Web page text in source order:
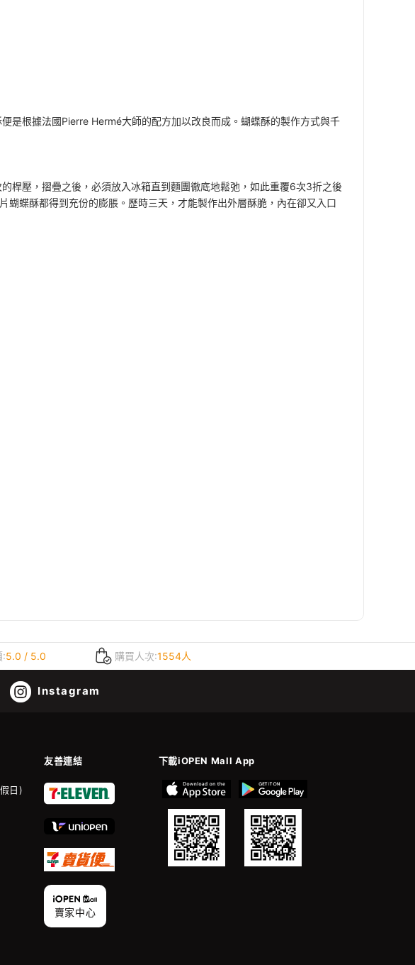
是根據法國Pierre Hermé大師的配方加以改良而成。蝴蝶酥的製作方式與千
桿壓，摺疊之後，必須放入冰箱直到麵團徹底地鬆弛，如此重覆6次3折之後
蝶酥都得到充份的膨脹。歷時三天，才能製作出外層酥脆，內在卻又入口
:5.0 / 5.0 購買人次:1554人
Instagram
友善連結 下載iOPEN Mall App
日)
賣家中心